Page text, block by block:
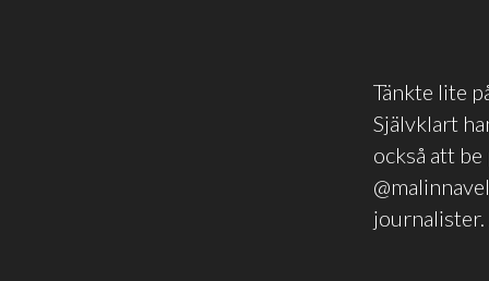
Tänkte lite
Självklart
också att